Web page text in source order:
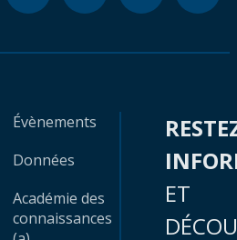
Évènements
Données
Académie des
connaissances
ET